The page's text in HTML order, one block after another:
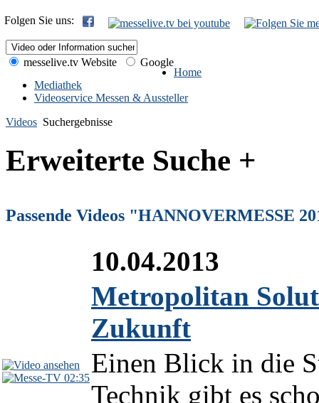
Folgen Sie uns:
messelive.tv Website
Google
Home
Mediathek
Videoservice Messen & Aussteller
Videos Suchergebnisse
Erweiterte Suche +
Passende Videos "HANNOVERMESSE
02:35
10.04.2013
Metropolitan
Zukunft
Einen Blick in die
Technik gibt es